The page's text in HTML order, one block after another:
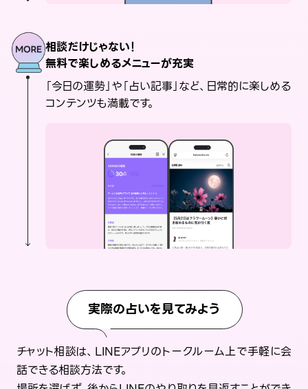
相談だけじゃない！
無料で楽しめるメニューが充実
「今日の運勢」や「占い記事」など、日常的に楽しめる
コンテンツも満載です。
実際の占いを見てみよう
チャット相談は、LINEアプリのトークルーム上で手軽に会
話できる相談方法です。